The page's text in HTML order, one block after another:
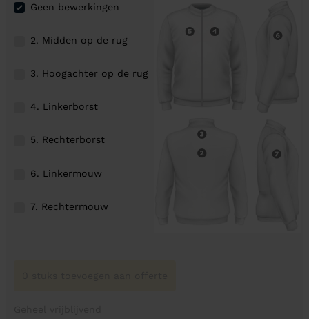
Geen bewerkingen
2. Midden op de rug
3. Hoogachter op de rug
4. Linkerborst
5. Rechterborst
6. Linkermouw
7. Rechtermouw